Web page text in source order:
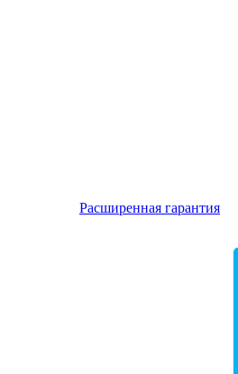
Расширенная гарантия